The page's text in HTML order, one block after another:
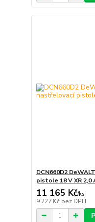
DCN660D2
pistole 18 V XR 2,0
11 165 Kč/ks
9 227 Kč bez DPH